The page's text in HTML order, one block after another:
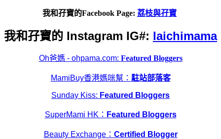
我和孖寶的Facebook Page: 荔枝與孖寶
我和孖寶的 Instagram IG#: laichimama
Oh爸媽 - ohpama.com: Featured Bloggers
MamiBuy香港媽咪幫： 駐站部落客
Sunday Kiss: Featured Bloggers
SuperMami HK： Featured Bloggers
Beauty Exchange： Certified Blogger